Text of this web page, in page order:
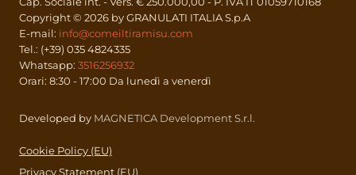
Copyright © 2026 by GRANULATI ITALIA S.p.A
E-mail: info@comeiltiramisu.com
Tel.: (+39) 035 4824335
Whatsapp: 3516256932
Orari: 8:30 - 17:00 Da lunedì a venerdì
Developed by MAGNETICA Development S.r.l.
Cookie Policy (EU)
Privacy Statement (EU)